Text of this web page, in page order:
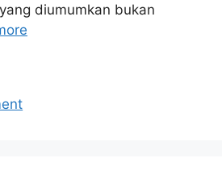
diumumkan bukan